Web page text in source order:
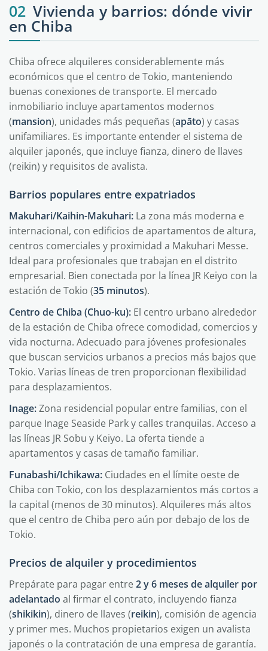
02 Vivienda y barrios: dónde vivir
en Chiba
Chiba ofrece alquileres considerablemente más
económicos que el centro de Tokio, manteniendo
buenas conexiones de transporte. El mercado
inmobiliario incluye apartamentos modernos
(mansion), unidades más pequeñas (apāto) y casas
unifamiliares. Es importante entender el sistema de
alquiler japonés, que incluye fianza, dinero de llaves
(reikin) y requisitos de avalista.
Barrios populares entre expatriados
Makuhari/Kaihin-Makuhari: La zona más moderna e
internacional, con edificios de apartamentos de altura,
centros comerciales y proximidad a Makuhari Messe.
Ideal para profesionales que trabajan en el distrito
empresarial. Bien conectada por la línea JR Keiyo con la
estación de Tokio (35 minutos).
Centro de Chiba (Chuo-ku): El centro urbano alrededor
de la estación de Chiba ofrece comodidad, comercios y
vida nocturna. Adecuado para jóvenes profesionales
que buscan servicios urbanos a precios más bajos que
Tokio. Varias líneas de tren proporcionan flexibilidad
para desplazamientos.
Inage:Zona residencial popular entre familias, con el
parque Inage Seaside Park y calles tranquilas. Acceso a
las líneas JR Sobu y Keiyo. La oferta tiende a
apartamentos y casas de tamaño familiar.
Funabashi/Ichikawa: Ciudades en el límite oeste de
Chiba con Tokio, con los desplazamientos más cortos a
la capital (menos de 30 minutos). Alquileres más altos
que el centro de Chiba pero aún por debajo de los de
Tokio.
Precios de alquiler y procedimientos
Prepárate para pagar entre2 y 6 meses de alquiler por
adelantado al firmar el contrato, incluyendo fianza
(shikikin), dinero de llaves (reikin), comisión de agencia
y primer mes. Muchos propietarios exigen un avalista
japonés o la contratación de una empresa de garantía.